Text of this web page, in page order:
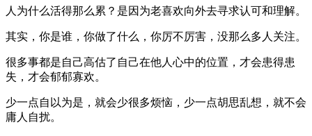
人为什么活得那么累？是因为老喜欢向外去寻求认可和理解。
其实，你是谁，你做了什么，你厉不厉害，没那么多人关注。
很多事都是自己高估了自己在他人心中的位置，才会患得患
失，才会郁郁寡欢。
少一点自以为是，就会少很多烦恼，少一点胡思乱想，就不会
庸人自扰。